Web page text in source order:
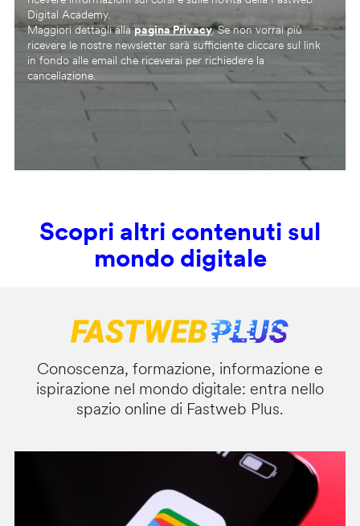
Digital Academy.
Maggiori dettagli allapagina Privacy. Se non vorrai più
ricevere le nostre newsletter sarà sufficiente cliccare sul link
in fondo alle email che riceverai per richiedere la
cancellazione.
Scopri altri contenuti sul
mondo digitale
Conoscenza, formazione, informazione e
ispirazione nel mondo digitale: entra nello
spazio online di Fastweb Plus.